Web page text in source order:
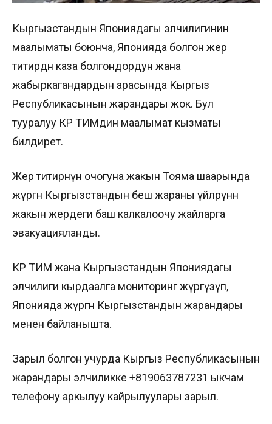
Кыргызстандын Япониядагы элчилигинин
маалыматы боюнча, Японияда болгон жер
титирөөдөн каза болгондордун жана
жабыркагандардын арасында Кыргыз
Республикасынын жарандары жок. Бул
тууралуу КР ТИМдин маалымат кызматы
билдирет.
Жер титирөөнүн очогуна жакын Тояма шаарында
жүргөн Кыргызстандын беш жараны үйлөрүнөн
жакын жердеги баш калкалоочу жайларга
эвакуацияланды.
КР ТИМ жана Кыргызстандын Япониядагы
элчилиги кырдаалга мониторинг жүргүзүп,
Японияда жүргөн Кыргызстандын жарандары
менен байланышта.
Зарыл болгон учурда Кыргыз Республикасынын
жарандары элчиликке +819063787231 ыкчам
телефону аркылуу кайрылуулары зарыл.